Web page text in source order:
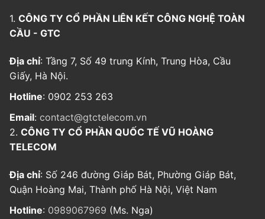
1. CÔNG TY CỔ PHẦN LIÊN KẾT CÔNG NGHỆ TOÀN
CẦU - GTC
Địa chỉ: Tầng 7, Số 49 trung Kính, Trung Hòa, Cầu
Giấy, Hà Nội.
Hotline: 0902 253 263
Email: contact@gtctelecom.vn
2. CÔNG TY CỔ PHẦN QUỐC TẾ VŨ HOÀNG
TELECOM
Địa chỉ: Số 246 đường Giáp Bát, Phường Giáp Bát,
Quận Hoàng Mai, Thành phố Hà Nội, Việt Nam
Hotline: 0989067969 (Ms. Nga)